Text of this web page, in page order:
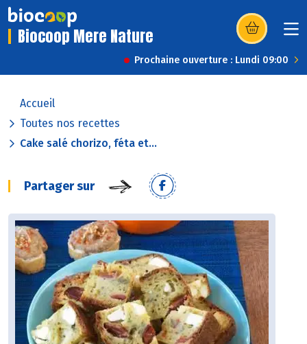
Biocoop Mere Nature (s’ouvre dans
Prochaine ouverture : Lundi 09:00
Accueil
Toutes nos recettes
Cake salé chorizo, féta et...
Partager sur